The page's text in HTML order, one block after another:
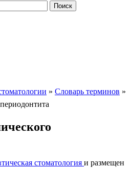
» Словарь терминов »
стоматология и размещен